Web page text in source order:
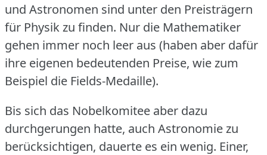
und Astronomen sind unter den Preisträgern
für Physik zu finden. Nur die Mathematiker
gehen immer noch leer aus (haben aber dafür
ihre eigenen bedeutenden Preise, wie zum
Beispiel die Fields-Medaille).
Bis sich das Nobelkomitee aber dazu
durchgerungen hatte, auch Astronomie zu
berücksichtigen, dauerte es ein wenig. Einer,